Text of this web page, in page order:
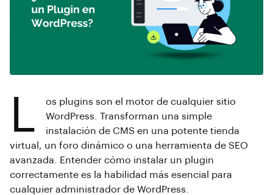
L
os plugins son el motor de cualquier sitio
WordPress. Transforman una simple
instalación de CMS en una potente tienda
virtual, un foro dinámico o una herramienta de SEO
avanzada. Entender cómo instalar un plugin
correctamente es la habilidad más esencial para
cualquier administrador de WordPress.